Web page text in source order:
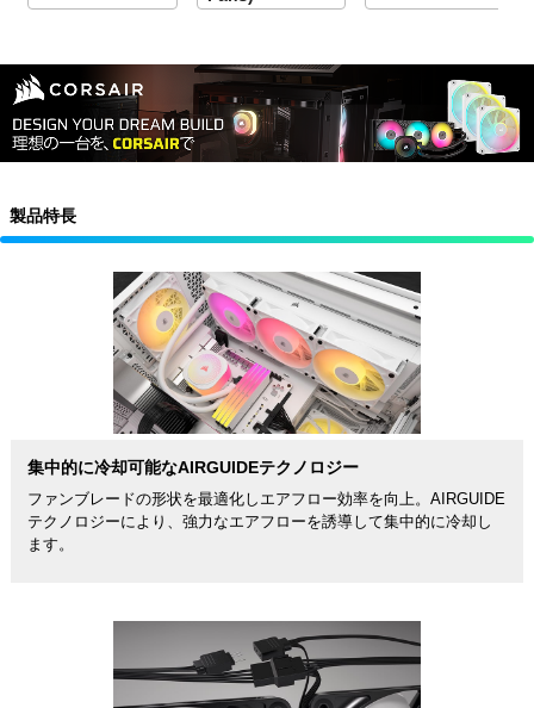
製品特長
集中的に冷却可能なAIRGUIDEテクノロジー
ファンブレードの形状を最適化しエアフロー効率を向上。AIRGUIDE
テクノロジーにより、強力なエアフローを誘導して集中的に冷却し
ます。